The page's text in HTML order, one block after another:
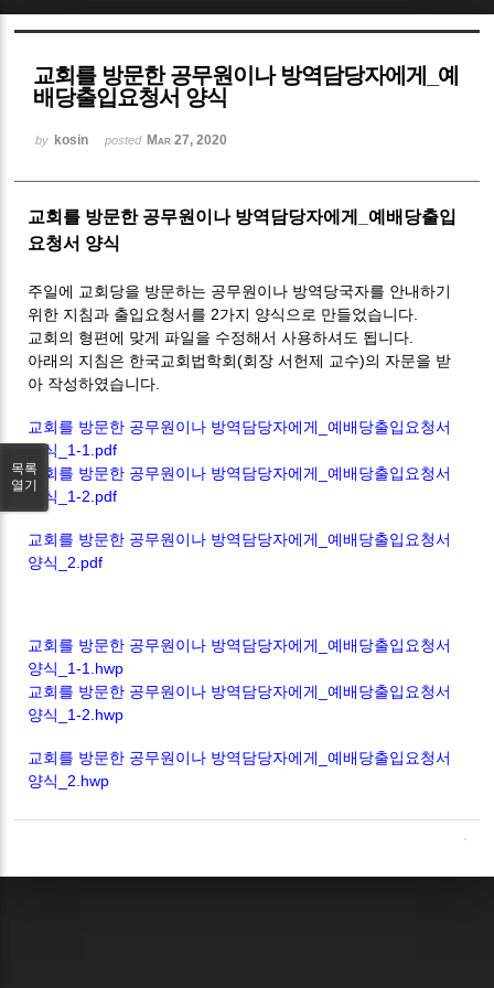
교회를 방문한 공무원이나 방역담당자에게_예
배당출입요청서 양식
by kosin posted Mar 27, 2020
교회를 방문한 공무원이나 방역담당자에게_예배당출입
요청서 양식
주일에 교회당을 방문하는 공무원이나 방역당국자를 안내하기
위한 지침과 출입요청서를 2가지 양식으로 만들었습니다.
교회의 형편에 맞게 파일을 수정해서 사용하셔도 됩니다.
아래의 지침은 한국교회법학회(회장 서헌제 교수)의 자문을 받
아 작성하였습니다.
교회를 방문한 공무원이나 방역담당자에게_예배당출입요청서
양식_1-1.pdf
교회를 방문한 공무원이나 방역담당자에게_예배당출입요청서
양식_1-2.pdf
교회를 방문한 공무원이나 방역담당자에게_예배당출입요청서
양식_2.pdf
교회를 방문한 공무원이나 방역담당자에게_예배당출입요청서
양식_1-1.hwp
교회를 방문한 공무원이나 방역담당자에게_예배당출입요청서
양식_1-2.hwp
교회를 방문한 공무원이나 방역담당자에게_예배당출입요청서
양식_2.hwp
목록
열기
Sketchbook5, 스케치북5
Sketchbook5, 스케치북5